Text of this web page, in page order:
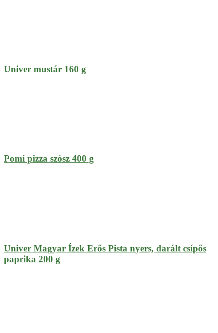
Univer mustár 160 g
Pomi pizza szósz 400 g
Univer Magyar Ízek Erős Pista nyers, darált csípős
paprika 200 g